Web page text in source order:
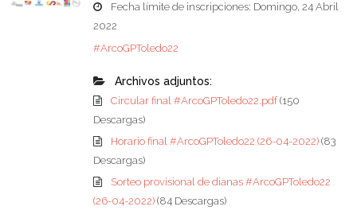
Fecha límite de inscripciones: Domingo, 24 Abril
2022
#ArcoGPToledo22
Archivos adjuntos:
Circular final #ArcoGPToledo22.pdf(150
Descargas)
Horario final #ArcoGPToledo22 (26-04-2022) (83
Descargas)
Sorteo provisional de dianas #ArcoGPToledo22
(26-04-2022) (84 Descargas)